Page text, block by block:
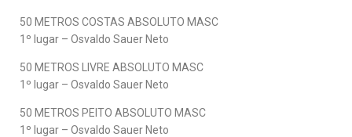
50 METROS COSTAS ABSOLUTO MASC
1º lugar – Osvaldo Sauer Neto
50 METROS LIVRE ABSOLUTO MASC
1º lugar – Osvaldo Sauer Neto
50 METROS PEITO ABSOLUTO MASC
1º lugar – Osvaldo Sauer Neto